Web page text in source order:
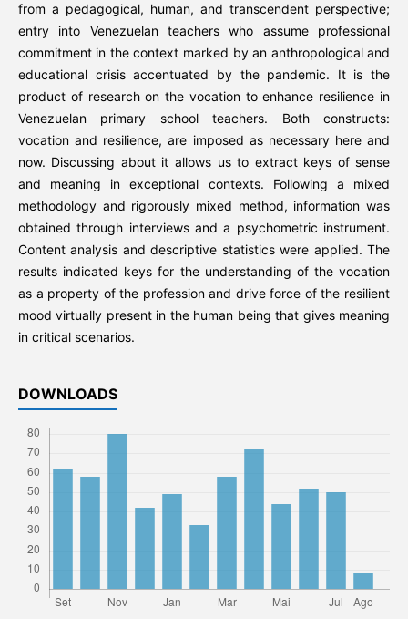
from a pedagogical, human, and transcendent perspective;
entry into Venezuelan teachers who assume professional
commitment in the context marked by an anthropological and
educational crisis accentuated by the pandemic. It is the
product of research on the vocation to enhance resilience in
Venezuelan primary school teachers. Both constructs:
vocation and resilience, are imposed as necessary here and
now. Discussing about it allows us to extract keys of sense
and meaning in exceptional contexts. Following a mixed
methodology and rigorously mixed method, information was
obtained through interviews and a psychometric instrument.
Content analysis and descriptive statistics were applied. The
results indicated keys for the understanding of the vocation
as a property of the profession and drive force of the resilient
mood virtually present in the human being that gives meaning
in critical scenarios.
DOWNLOADS